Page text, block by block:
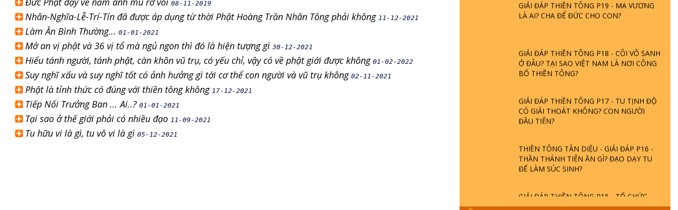
08-11-2019
Nhân-Nghĩa-Lễ-Trí-Tín đã được áp dụng từ thời Phật Hoàng Trần Nhân Tông phải không 11-12-2021
Làm Ăn Bình Thường... 01-01-2021
Mở an vị phật và 36 vị tổ mà ngủ ngon thì đó là hiện tượng gì 30-12-2021
Hiểu tánh người, tánh phật, càn khôn vũ trụ, có yếu chỉ, vậy có về phật giới được không 01-02-2022
Suy nghĩ xấu và suy nghĩ tốt có ảnh hưởng gì tới cơ thể con người và vũ trụ không 02-11-2021
Phật là tỉnh thức có đúng với thiền tông không 17-12-2021
Tiếp Nối Trưởng Ban ... Ai..? 01-01-2021
Tại sao ở thế giới phải có nhiều đạo 11-09-2021
Tu hữu vi là gì, tu vô vi là gì 05-12-2021
LÀ AI? CHA ĐỂ ĐỨC CHO CON?
GIẢI ĐÁP THIỀN TÔNG P18 - CÕI VÔ SANH
Ở ĐÂU? TẠI SAO VIỆT NAM LÀ NƠI CÔNG
BỐ THIỀN TÔNG?
GIẢI ĐÁP THIỀN TÔNG P17 - TU TỊNH ĐỘ
CÓ GIẢI THOÁT KHÔNG? CON NGƯỜI
ĐẦU TIÊN?
THIỀN TÔNG TÂN DIỆU - GIẢI ĐÁP P16 -
THẦN THÁNH TIÊN ĂN GÌ? ĐẠO DẠY TU
ĐỂ LÀM SÚC SINH?
GIẢI ĐÁP THIỀN TÔNG P15 - TỔ CHỨC